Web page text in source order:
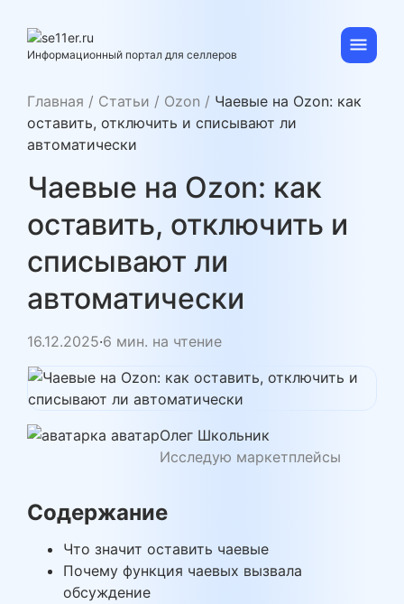
contentse11er.ru
Информационный портал для селлеров
Главная / Статьи / Ozon / Чаевые на Ozon: как
оставить, отключить и списывают ли
автоматически
Чаевые на Ozon: как
оставить, отключить и
списывают ли
автоматически
16.12.2025·6 мин. на чтение
Олег Школьник
Исследую маркетплейсы
Содержание
Что значит оставить чаевые
Почему функция чаевых вызвала
обсуждение